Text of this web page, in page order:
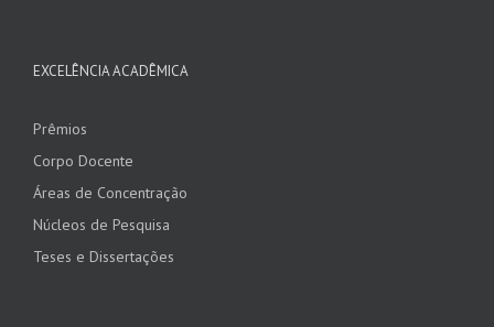
EXCELÊNCIA ACADÊMICA
Prêmios
Corpo Docente
Áreas de Concentração
Núcleos de Pesquisa
Teses e Dissertações